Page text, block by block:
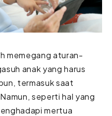
memegang aturan-
anak yang harus
termasuk saat
seperti hal yang
mertua